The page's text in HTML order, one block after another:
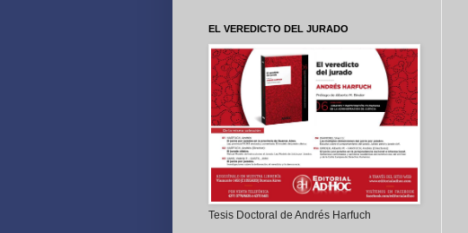
EL VEREDICTO DEL JURADO
Tesis Doctoral de Andrés Harfuch